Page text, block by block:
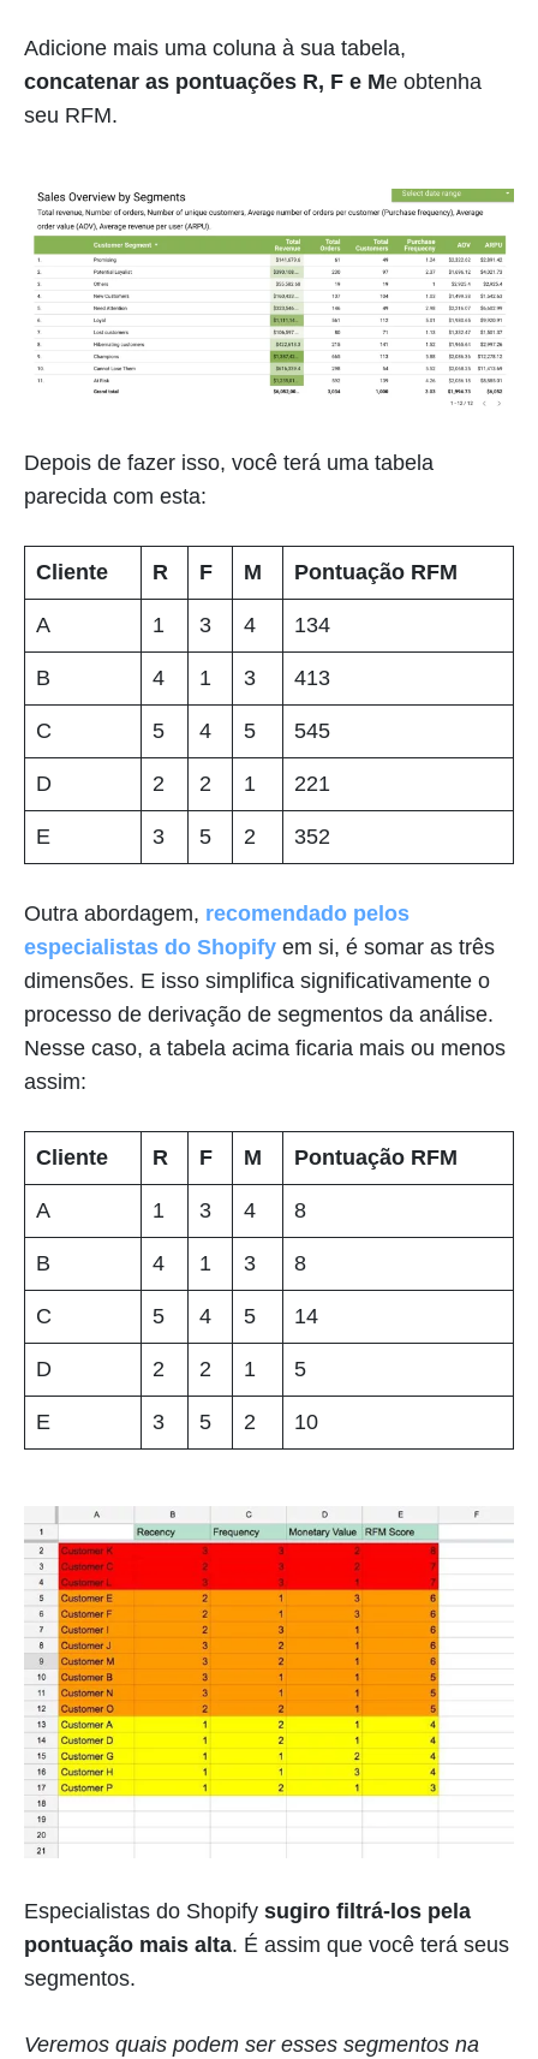
Adicione mais uma coluna à sua tabela,
concatenar as pontuações R, F e Me obtenha
seu RFM.
Depois de fazer isso, você terá uma tabela
parecida com esta:
Cliente R F M Pontuação RFM
A 1 3 4 134
B 4 1 3 413
C 5 4 5 545
D 2 2 1 221
E 3 5 2 352
Outra abordagem, recomendado pelos
especialistas do Shopify em si, é somar as três
dimensões. E isso simplifica significativamente o
processo de derivação de segmentos da análise.
Nesse caso, a tabela acima ficaria mais ou menos
assim:
Cliente R F M Pontuação RFM
A 1 3 4 8
B 4 1 3 8
C 5 4 5 14
D 2 2 1 5
E 3 5 2 10
Especialistas do Shopify sugiro filtrá-los pela
pontuação mais alta. É assim que você terá seus
segmentos.
Veremos quais podem ser esses segmentos na